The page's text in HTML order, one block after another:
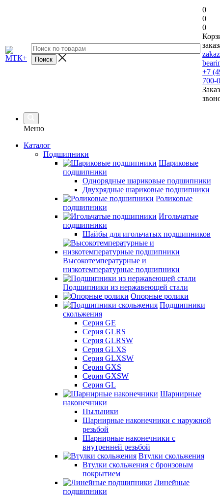
0
0
0
+7
700-
Меню
Каталог
Подшипники
Шариковые
подшипники
Однорядные шариковые подшипники
Двухрядные шариковые подшипники
Роликовые
подшипники
Игольчатые
подшипники
Шайбы для игольчатых подшипников
Высокотемпературные и
низкотемпературные подшипники
Подшипники из нержавеющей стали
Опорные ролики
Подшипники
скольжения
Серия GE
Серия GLRS
Серия GLRSW
Серия GLXS
Серия GLXSW
Серия GXS
Серия GXSW
Серия GL
Шарнирные
наконечники
Пыльники
Шарнирные наконечники с наружной
резьбой
Шарнирные наконечники с
внутренней резьбой
Втулки скольжения
Втулки скольжения с бронзовым
покрытием
Линейные
подшипники